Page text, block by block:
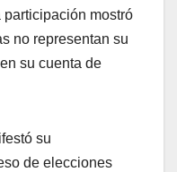
mostró
no representan su
su cuenta de
su
de elecciones